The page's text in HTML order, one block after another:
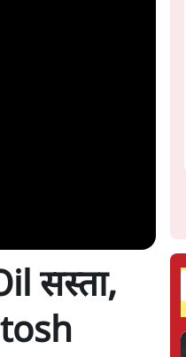
सस्ता,